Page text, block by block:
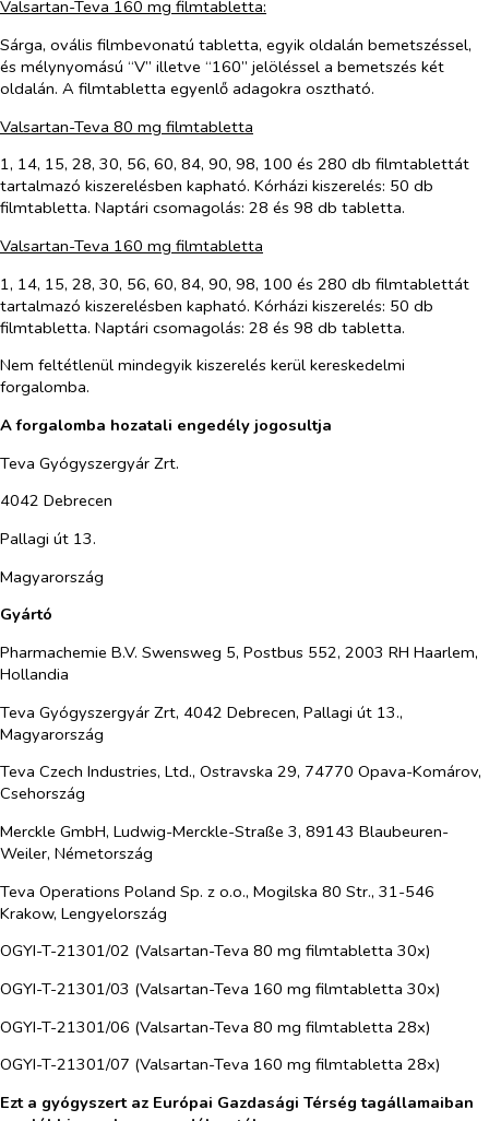
Valsartan-Teva 160 mg filmtabletta:
Sárga, ovális filmbevonatú tabletta, egyik oldalán bemetszéssel,
és mélynyomású “V” illetve “160” jelöléssel a bemetszés két
oldalán. A filmtabletta egyenlő adagokra osztható.
Valsartan-Teva 80 mg filmtabletta
1, 14, 15, 28, 30, 56, 60, 84, 90, 98, 100 és 280 db filmtablettát
tartalmazó kiszerelésben kapható. Kórházi kiszerelés: 50 db
filmtabletta. Naptári csomagolás: 28 és 98 db tabletta.
Valsartan-Teva 160 mg filmtabletta
1, 14, 15, 28, 30, 56, 60, 84, 90, 98, 100 és 280 db filmtablettát
tartalmazó kiszerelésben kapható. Kórházi kiszerelés: 50 db
filmtabletta. Naptári csomagolás: 28 és 98 db tabletta.
Nem feltétlenül mindegyik kiszerelés kerül kereskedelmi
forgalomba.
A forgalomba hozatali engedély jogosultja
Teva Gyógyszergyár Zrt.
4042 Debrecen
Pallagi út 13.
Magyarország
Gyártó
Pharmachemie B.V. Swensweg 5, Postbus 552, 2003 RH Haarlem,
Hollandia
Teva Gyógyszergyár Zrt, 4042 Debrecen, Pallagi út 13.,
Magyarország
Teva Czech Industries, Ltd., Ostravska 29, 74770 Opava-Komárov,
Csehország
Merckle GmbH, Ludwig-Merckle-Straße 3, 89143 Blaubeuren-
Weiler, Németország
Teva Operations Poland Sp. z o.o., Mogilska 80 Str., 31-546
Krakow, Lengyelország
OGYI-T-21301/02 (Valsartan-Teva 80 mg filmtabletta 30x)
OGYI-T-21301/03 (Valsartan-Teva 160 mg filmtabletta 30x)
OGYI-T-21301/06 (Valsartan-Teva 80 mg filmtabletta 28x)
OGYI-T-21301/07 (Valsartan-Teva 160 mg filmtabletta 28x)
Ezt a gyógyszert az Európai Gazdasági Térség tagállamaiban